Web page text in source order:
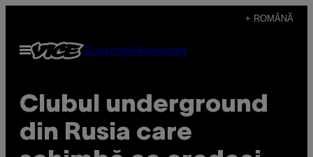
content
+ ROMÂNĂ
Open
Menu
SubscribeNewsletter
Clubul underground
din Rusia care